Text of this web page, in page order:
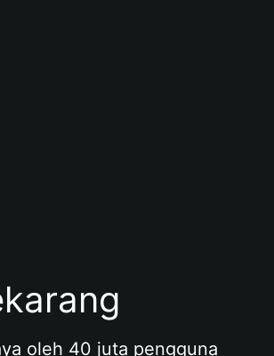
oleh 40 juta pengguna